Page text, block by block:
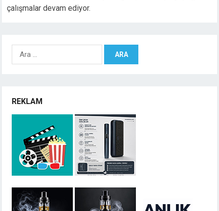
çalışmalar devam ediyor.
Arama:
REKLAM